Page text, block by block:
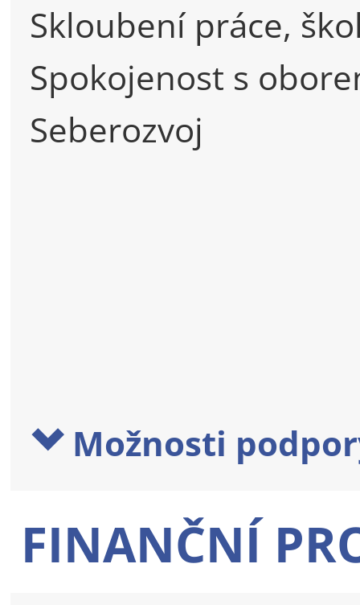
Skloubení práce,
Spokojenost s
Seberozvoj
Možnosti
FINANČNÍ